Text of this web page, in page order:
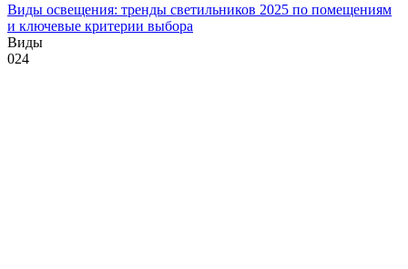
Виды освещения: тренды светильников 2025 по помещениям
и ключевые критерии выбора
Виды
024